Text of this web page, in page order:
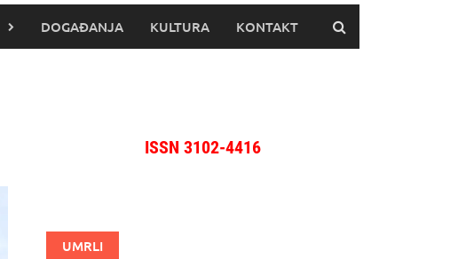
DOGAĐANJA KULTURA KONTAKT
ISSN 3102-4416
UMRLI